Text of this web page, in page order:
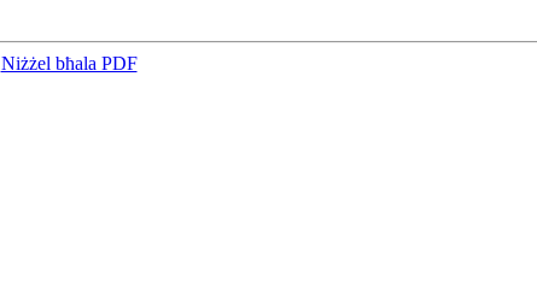
Niżżel bħala PDF